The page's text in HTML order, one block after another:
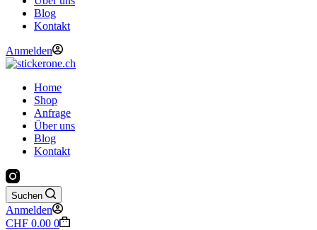
Blog
Kontakt
Anmelden
Home
Shop
Anfrage
Über uns
Blog
Kontakt
Suchen
Anmelden
Warenkorb
CHF 0.00 0